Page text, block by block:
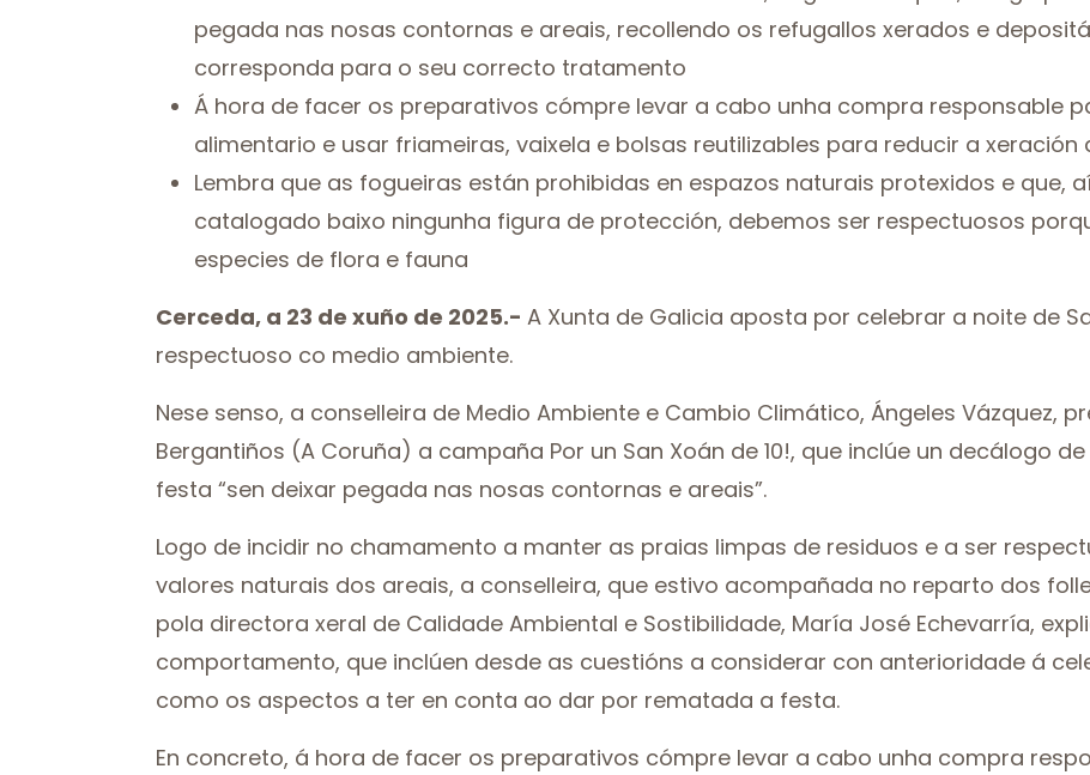
pegada nas nosas contornas e areais, recollendo os refugallos xerados e
corresponda para o seu correcto tratamento
Á hora de facer os preparativos cómpre levar a cabo unha compra responsable
alimentario e usar friameiras, vaixela e bolsas reutilizables para reducir a xeración
Lembra que as fogueiras están prohibidas en espazos naturais protexidos e que,
catalogado baixo ningunha figura de protección, debemos ser respectuosos
especies de flora e fauna
Cerceda, a 23 de xuño de 2025.- A Xunta de Galicia aposta por celebrar a noite de
respectuoso co medio ambiente.
Nese senso, a conselleira de Medio Ambiente e Cambio Climático, Ángeles Vázquez,
Bergantiños (A Coruña) a campaña Por un San Xoán de 10!, que inclúe un decálogo
festa “sen deixar pegada nas nosas contornas e areais”.
Logo de incidir no chamamento a manter as praias limpas de residuos e a ser
valores naturais dos areais, a conselleira, que estivo acompañada no reparto dos
pola directora xeral de Calidade Ambiental e Sostibilidade, María José Echevarría,
comportamento, que inclúen desde as cuestións a considerar con anterioridade á
como os aspectos a ter en conta ao dar por rematada a festa.
En concreto, á hora de facer os preparativos cómpre levar a cabo unha compra